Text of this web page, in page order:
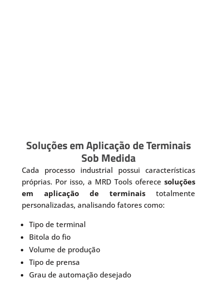
Soluções em Aplicação de Terminais
Sob Medida
Cada processo industrial possui características
próprias. Por isso, a MRD Tools oferecesoluções
em aplicação de terminais totalmente
personalizadas, analisando fatores como:
Tipo de terminal
Bitola do fio
Volume de produção
Tipo de prensa
Grau de automação desejado